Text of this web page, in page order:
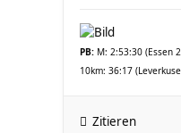
PB: M: 2:53:30 (Essen
10km: 36:17
Zitieren